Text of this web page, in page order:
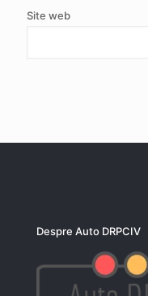
Site web
Despre Auto DRPCIV